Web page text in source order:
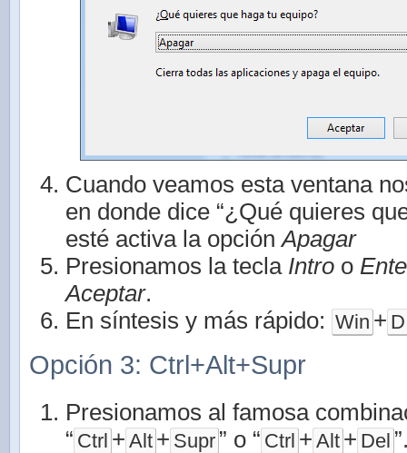
Cuando veamos esta ventana
en donde dice “¿Qué quieres
esté activa la opciónApagar
Presionamos la tecla Intro o
Aceptar.
En síntesis y más rápido: Win + D
Opción 3: Ctrl+Alt+Supr
Presionamos al famosa
“ Ctrl + Alt + Supr ” o “ Ctrl + Alt + Del